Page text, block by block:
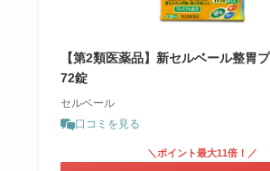
【第2類医薬品】新セルベール整胃
72錠
セルベール
口コミを見る
＼ポイント最大11倍！／